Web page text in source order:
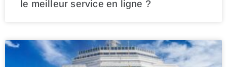
le meilleur service en ligne ?